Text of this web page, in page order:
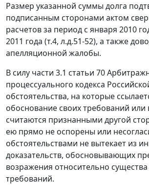
Размер указанной суммы долга
подписанным сторонами актом
расчетов за период с января 2010
2011 года (т.4, л.д.51-52), а также
апелляционной жалобы.
В силу части 3.1 статьи 70
процессуального кодекса
обстоятельства, на которые
обоснование своих требований или
считаются признанными другой
ею прямо не оспорены или
обстоятельствами не вытекает из
доказательств, обосновывающих
возражения относительно
требований.